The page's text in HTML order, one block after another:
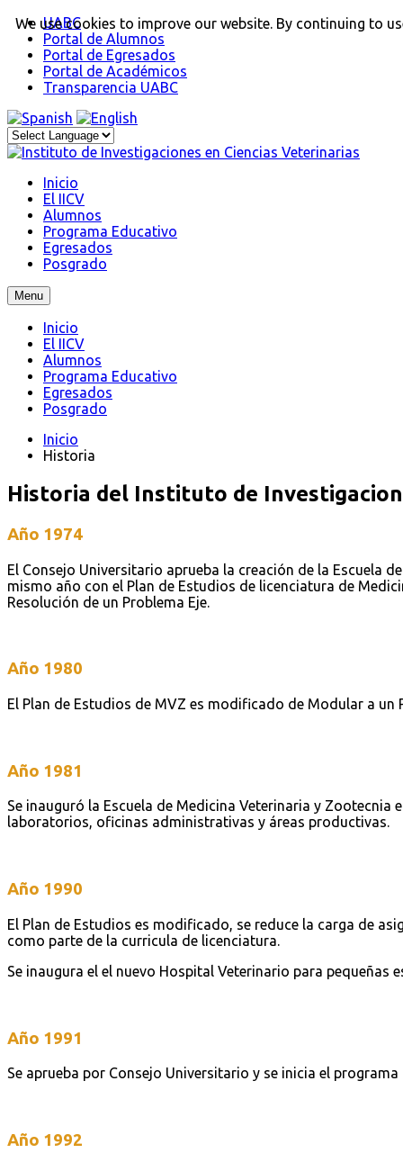
UABC
Portal de Alumnos
Portal de Egresados
Portal de Académicos
Transparencia UABC
Inicio
El IICV
Alumnos
Programa Educativo
Egresados
Posgrado
Menu
Inicio
El IICV
Alumnos
Programa Educativo
Egresados
Posgrado
Inicio
Historia
Historia del Instituto de
Año 1974
El Consejo Universitario aprueba la creación de la Escuela
mismo año con el Plan de Estudios de licenciatura de
Resolución de un Problema Eje.
Año 1980
El Plan de Estudios de MVZ es modificado de Modular a
Año 1981
Se inauguró la Escuela de Medicina Veterinaria y
laboratorios, oficinas administrativas y áreas productivas.
Año 1990
El Plan de Estudios es modificado, se reduce la carga de
como parte de la curricula de licenciatura.
Se inaugura el el nuevo Hospital Veterinario para pequeñas
Año 1991
Se aprueba por Consejo Universitario y se inicia el
Año 1992
We use cookies to improve our website. By continuing to